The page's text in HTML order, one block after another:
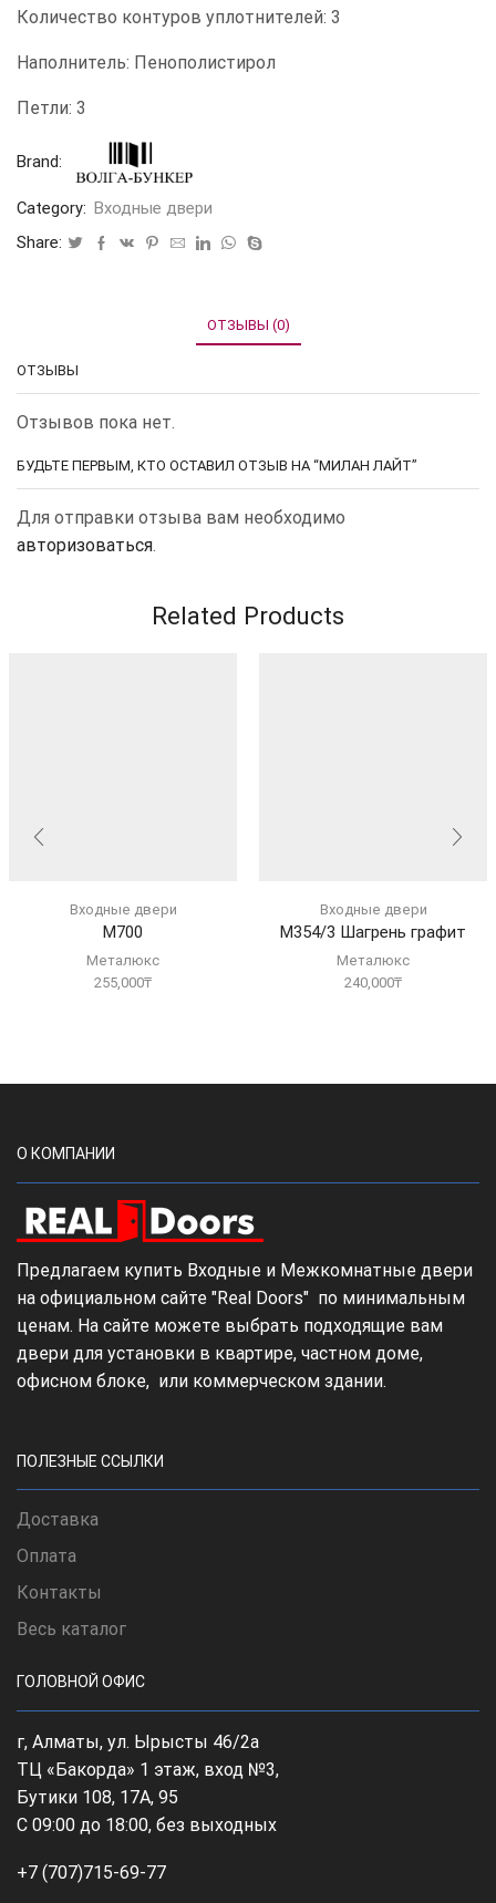
Количество контуров уплотнителей: 3
Наполнитель: Пенополистирол
Петли: 3
Brand:
Category: Входные двери
Share:
ОТЗЫВЫ (0)
ОТЗЫВЫ
Отзывов пока нет.
БУДЬТЕ ПЕРВЫМ, КТО ОСТАВИЛ ОТЗЫВ НА “МИЛАН ЛАЙТ”
Для отправки отзыва вам необходимо
авторизоваться.
Related Products
Входные двери
М700
Металюкс
255,000₸
Входные двери
М354/3 Шагрень графит
Металюкс
240,000₸
О КОМПАНИИ
Предлагаем купить Входные и Межкомнатные двери
на официальном сайте "Real Doors" по минимальным
ценам. На сайте можете выбрать подходящие вам
двери для установки в квартире, частном доме,
офисном блоке, или коммерческом здании.
ПОЛЕЗНЫЕ ССЫЛКИ
Доставка
Оплата
Контакты
Весь каталог
ГОЛОВНОЙ ОФИС
г, Алматы, ул. Ырысты 46/2а
ТЦ «Бакорда» 1 этаж, вход №3,
Бутики 108, 17А, 95
С 09:00 до 18:00, без выходных
+7 (707)715-69-77